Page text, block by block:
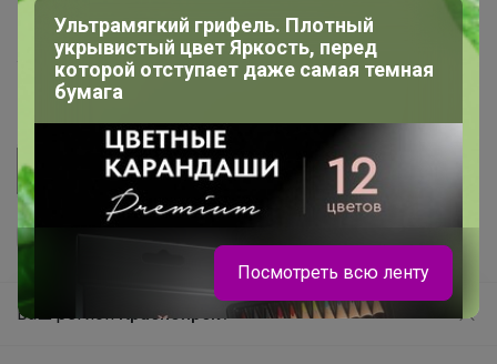
Ваш регионКрасноярск?
Пульс нашего маркетплейса
Укорачиватель ссылок
Ультрамягкий грифель. Плотный
укрывистый цвет Яркость, перед
которой отступает даже самая темная
бумага
Посмотреть всю ленту
Продолжая использовать этот сайт и нажимая кнопку